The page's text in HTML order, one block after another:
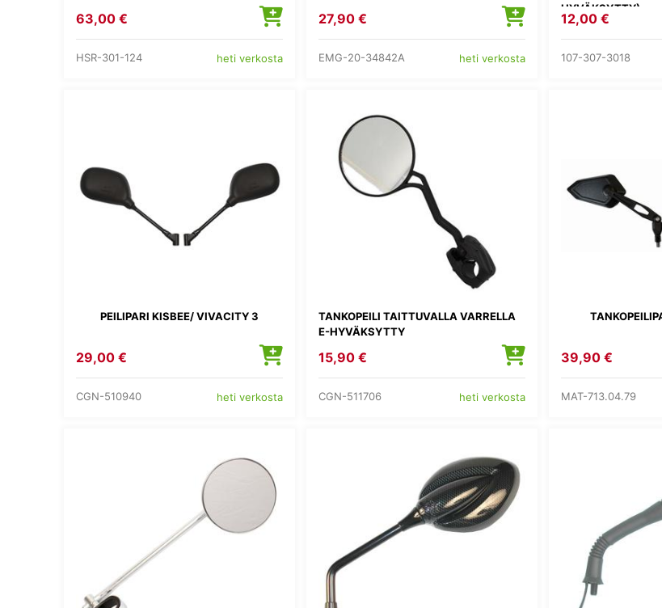
63,00 €
HSR-301-124 heti verkosta
27,90 €
EMG-20-34842A heti verkosta
HYVÄKSYTTY)
12,00 €
107-307-3018
PEILIPARI KISBEE/ VIVACITY 3
29,00 €
CGN-510940 heti verkosta
TANKOPEILI TAITTUVALLA VARRELLA
E-HYVÄKSYTTY
15,90 €
CGN-511706 heti verkosta
39,90 €
MAT-713.04.79